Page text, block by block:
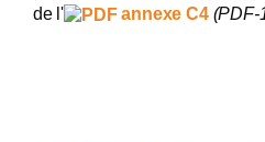
de l'
annexe C4(PDF-